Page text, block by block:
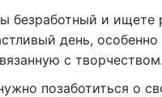
безработный и ищете
день,
с творчеством.
позаботиться о